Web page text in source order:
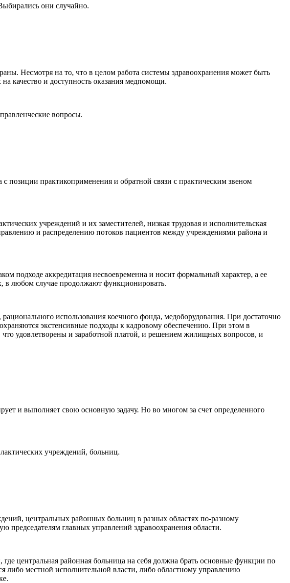
они случайно.
Несмотря на то, что в целом работа системы здравоохранения может быть
качество и доступность оказания медпомощи.
вопросы.
позиции практикоприменения и обратной связи с практическим звеном
учреждений и их заместителей, низкая трудовая и исполнительская
и распределению потоков пациентов между учреждениями района и
подходе аккредитация несвоевременна и носит формальный характер, а ее
в любом случае продолжают функционировать.
использования коечного фонда, медоборудования. При достаточно
экстенсивные подходы к кадровому обеспечению. При этом в
удовлетворены и заработной платой, и решением жилищных вопросов, и
и выполняет свою основную задачу. Но во многом за счет определенного
учреждений, больниц.
центральных районных больниц в разных областях по-разному
главных управлений здравоохранения области.
центральная районная больница на себя должна брать основные функции по
либо местной исполнительной власти, либо областному управлению